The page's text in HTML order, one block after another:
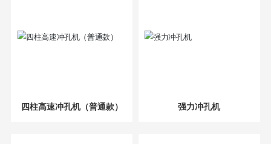
四柱高速冲孔机（普通款） 强力冲孔机